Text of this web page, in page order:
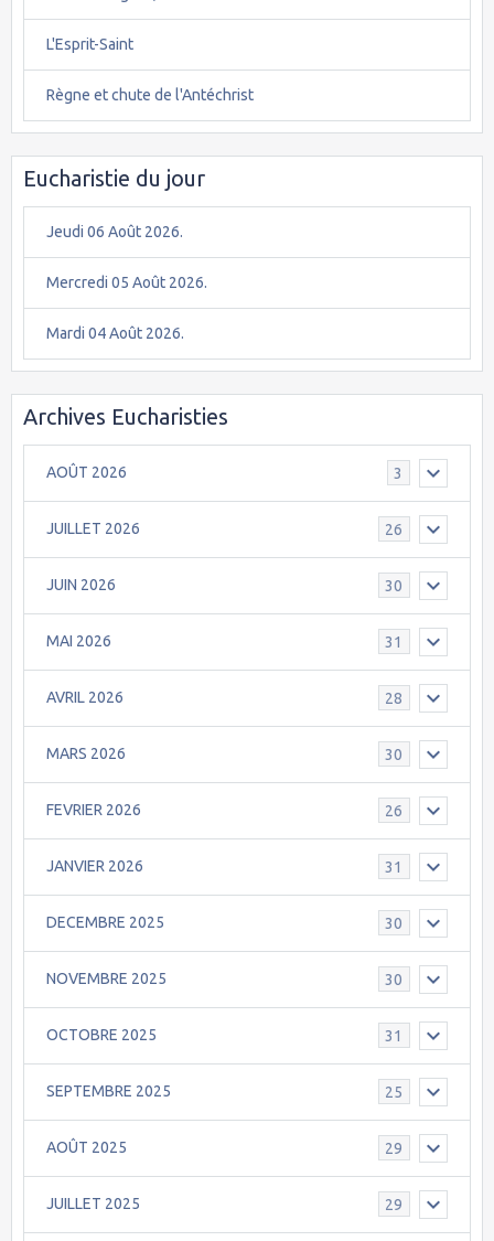
L'Esprit-Saint
Règne et chute de l'Antéchrist
Eucharistie du jour
Jeudi 06 Août 2026.
Mercredi 05 Août 2026.
Mardi 04 Août 2026.
Archives Eucharisties
AOÛT 2026 3
JUILLET 2026 26
JUIN 2026 30
MAI 2026 31
AVRIL 2026 28
MARS 2026 30
FEVRIER 2026 26
JANVIER 2026 31
DECEMBRE 2025 30
NOVEMBRE 2025 30
OCTOBRE 2025 31
SEPTEMBRE 2025 25
AOÛT 2025 29
JUILLET 2025 29